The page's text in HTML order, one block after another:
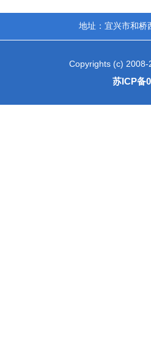
地址：宜兴市和
Copyrights (c) 2008-
苏ICP备